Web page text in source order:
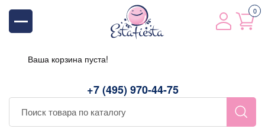
+7 (495) 970-44-75
0
Ваша корзина пуста!